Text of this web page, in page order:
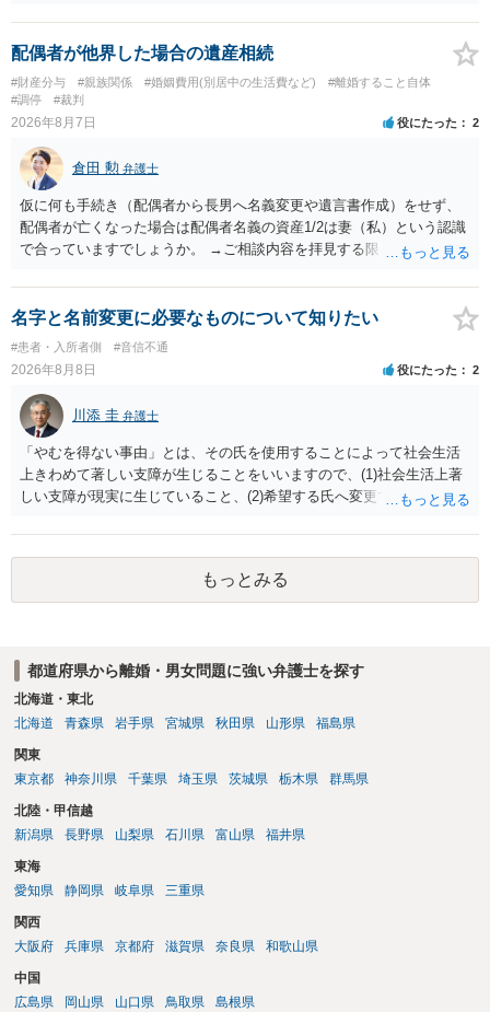
来なかった事情の変更により双方協議の上増減出来る」と「通知義務
に勤務先」が含まれているので、私に収入が入った事は相手に通知が
行く事になり、上記のような文言が無くても養育費の見直しは適宜出
来るかと思うのですが違うのでしょうか？との点はそのとおりかと思
います。養育費は事情の変更があった場合に変更するので毎年見直す
配偶者が他界した場合の遺産相続
#財産分与 #親族関係 #婚姻費用(別居中の生活費など)
#離婚すること自体
#調停
#裁判
2026年8月7日 役にたった 2
倉田 勲 弁護士
仮に何も手続き（配偶者から長男へ名義変更や遺言書作成）をせず、
配偶者が亡くなった場合は配偶者名義の資産1/2は妻（私）という認識
で合っていますでしょうか。 →ご相談内容を拝見する限りでは、その
完全に所有する場合は、他の相続人に対して自宅の評価額の１/２の代
償金の支払いが必要になります。
名字と名前変更に必要なものについて知りたい
#患者・入所者側 #音信不通
2026年8月8日 役にたった 2
川添 圭 弁護士
「やむを得ない事由」とは、その氏を使用することによって社会生活
上きわめて著しい支障が生じることをいいますので、(1)社会生活上著
しい支障が現実に生じていること、(2)希望する氏へ変更できればその
できるかどうかがポイントです。 記録中に現れた一切の事情が判断対
象ですので、上記(1)と(2)を説明できる資料は全て（ただし理路整然
に）提出することが必要になります。「フラッシュバック」とのこと
なので、例えば、医学上確立されているPTSDの診断基準に合致した説
護士へ依頼しても苦労することが強く予想されるところです。、もし
本人申立てをお考えであれば、医学知識はもちろん法律知識も要求さ
れますので、性急な申立てをせず、知識と資料をしっかりと揃えて、
もっとみる
都道府県から離婚・男女問題に強い弁護士を探す
北海道・東北
北海道
青森県 岩手県 宮城県 秋田県 山形県 福島県
関東
東京都
神奈川県 千葉県 埼玉県 茨城県 栃木県 群馬県
北陸・甲信越
新潟県
長野県 山梨県 石川県 富山県 福井県
東海
愛知県
静岡県 岐阜県 三重県
関西
大阪府
兵庫県 京都府 滋賀県 奈良県 和歌山県
中国
広島県
岡山県 山口県 鳥取県 島根県